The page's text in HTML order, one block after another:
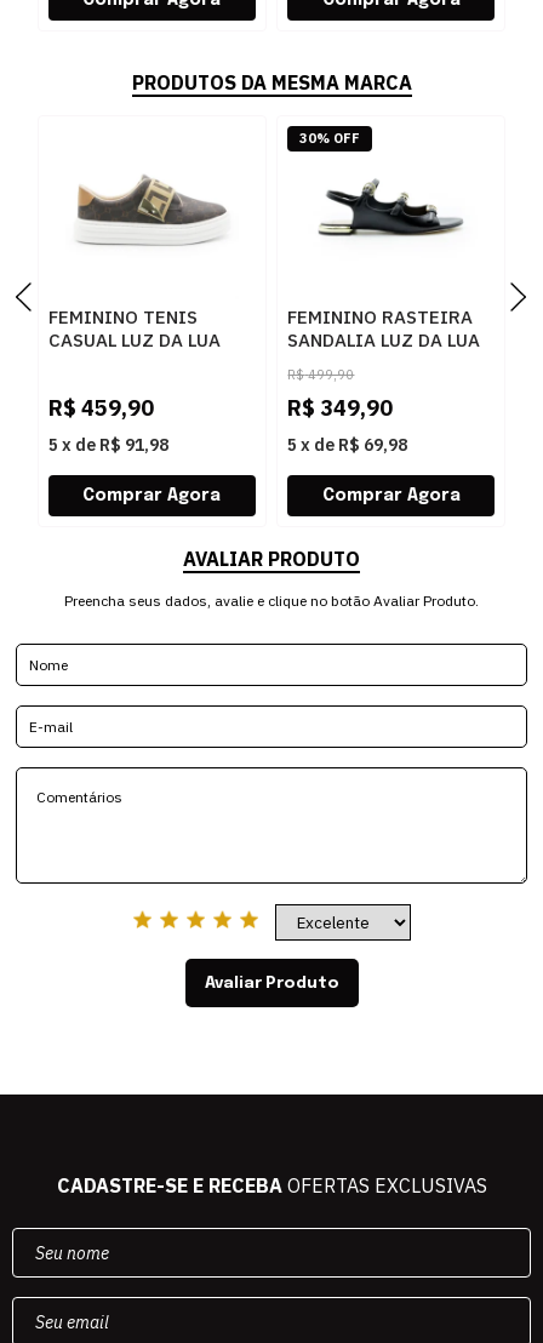
PRODUTOS DA MESMA MARCA
FEMININO TENIS
CASUAL LUZ DA LUA
AMENDOA OURO
R$ 459,90
5 x de R$ 91,98
FEMININO RASTEIRA
SANDALIA LUZ DA LUA
80270037 ATACAMA
PRETO
R$ 499,90
R$ 349,90
5 x de R$ 69,98
30% OFF
AVALIAR PRODUTO
Preencha seus dados, avalie e clique no botão Avaliar Produto.
Avaliar Produto
CADASTRE-SE E RECEBAOFERTAS EXCLUSIVAS